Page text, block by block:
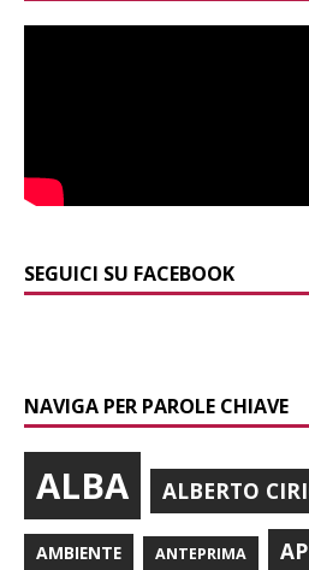
SEGUICI SU FACEBOOK
NAVIGA PER PAROLE CHIAVE
ALBA ALBERTO
AMBIENTE ANTEPRIMA